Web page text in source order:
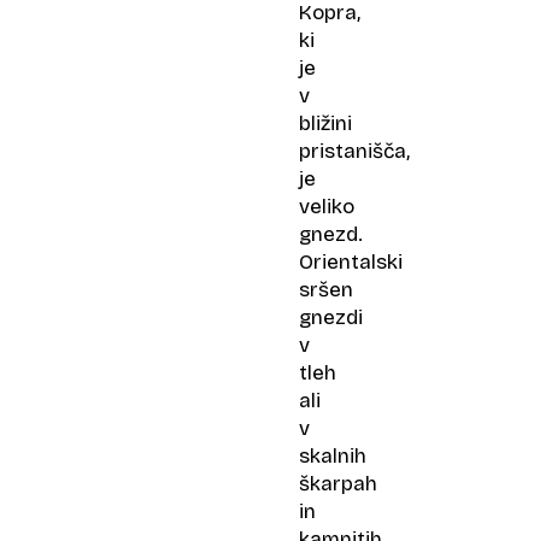
Kopra,
ki
je
v
bližini
pristanišča,
je
veliko
gnezd.
Orientalski
sršen
gnezdi
v
tleh
ali
v
skalnih
škarpah
in